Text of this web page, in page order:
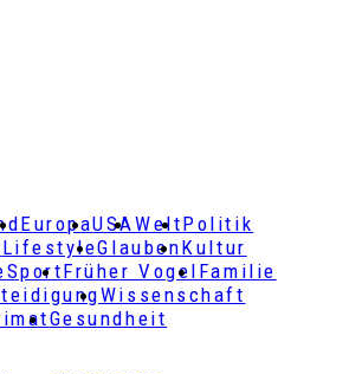
EuropaUSAWeltPolitik
LifestyleGlaubenKultur
SportFrüher Vogel Familie
Wissenschaft
Gesundheit